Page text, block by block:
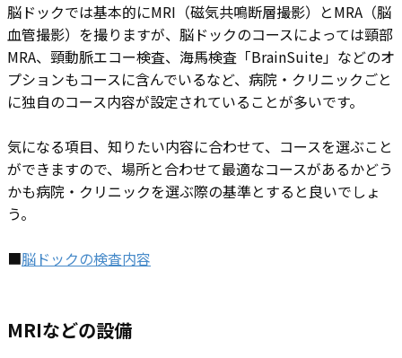
脳ドックでは基本的にMRI（磁気共鳴断層撮影）と​MRA（脳
血管撮影）を撮りますが、脳ドックのコースによっては頸部
MRA、​​頸動脈エコー検査、海馬検査「BrainSuite」などのオ
プションもコースに含んでいるなど、病院・クリニックごと
に独自のコース内容が設定されていることが多いです。
気になる項目、知りたい内容に合わせて、コースを選ぶこと
ができますので、場所と合わせて最適なコースがあるかどう
かも病院・クリニックを選ぶ際の基準とすると良いでしょ
う。
■脳ドックの検査内容
MRIなどの設備